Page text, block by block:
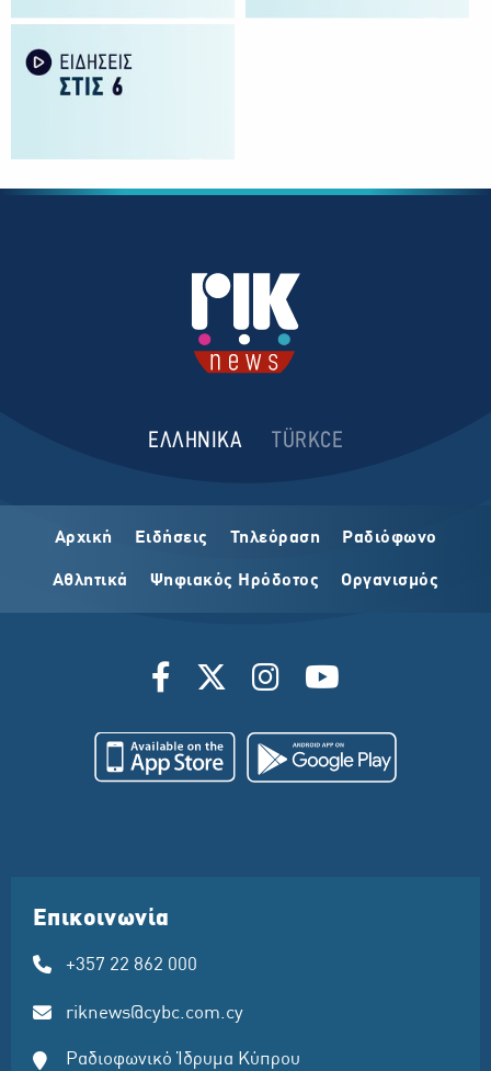
ΕΛΛΗΝΙΚΑ TÜRKCE
Αρχική Ειδήσεις Τηλεόραση Ραδιόφωνο
Αθλητικά Ψηφιακός Ηρόδοτος Οργανισμός
Επικοινωνία
+357 22 862 000
riknews@cybc.com.cy
Ραδιοφωνικό Ίδρυμα Κύπρου